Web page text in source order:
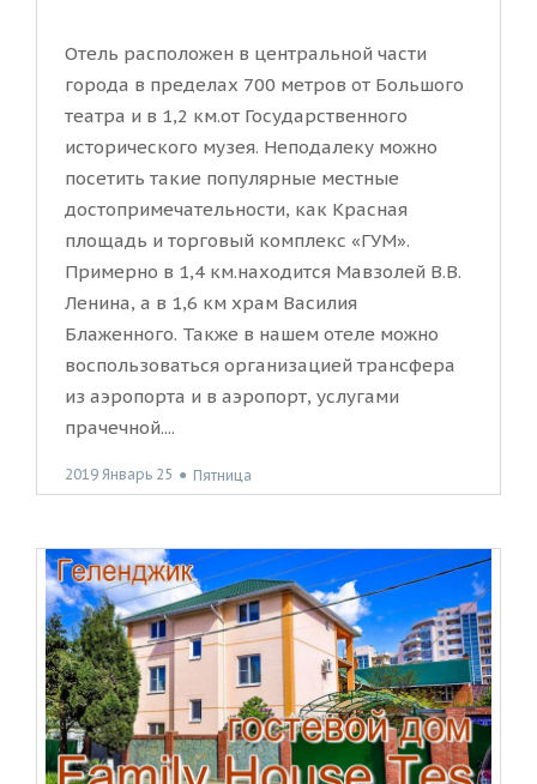
Отель расположен в центральной части
города в пределах 700 метров от Большого
театра и в 1,2 км.от Государственного
исторического музея. Неподалеку можно
посетить такие популярные местные
достопримечательности, как Красная
площадь и торговый комплекс «ГУМ».
Примерно в 1,4 км.находится Мавзолей В.В.
Ленина, а в 1,6 км храм Василия
Блаженного. Также в нашем отеле можно
воспользоваться организацией трансфера
из аэропорта и в аэропорт, услугами
прачечной....
2019 Январь 25 ● Пятница